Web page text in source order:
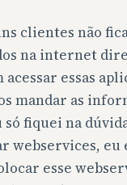
clientes não
na internet
acessar essas
mandar as
só fiquei na
webservices, eu
esse